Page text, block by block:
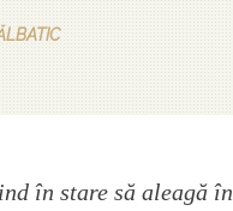
în stare să aleagă